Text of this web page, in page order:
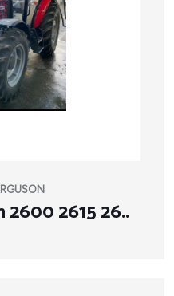
2600 2615 26..